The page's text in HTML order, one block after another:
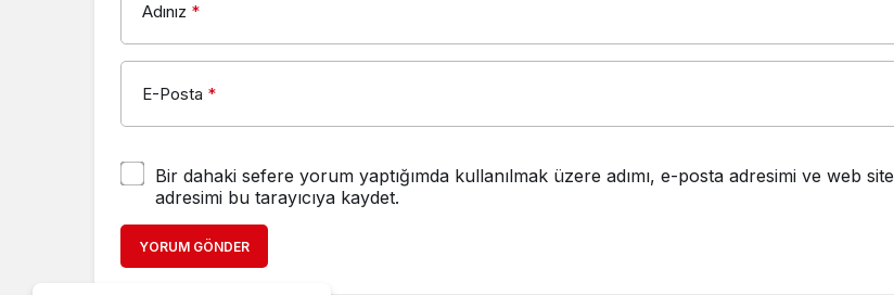
Adınız *
E-Posta *
Bir dahaki sefere yorum yaptığımda kullanılmak üzere adımı, e-posta adresimi ve web site
adresimi bu tarayıcıya kaydet.
YORUM GÖNDER